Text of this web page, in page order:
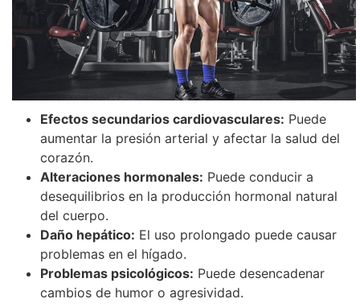
Efectos secundarios cardiovasculares: Puede
aumentar la presión arterial y afectar la salud del
corazón.
Alteraciones hormonales: Puede conducir a
desequilibrios en la producción hormonal natural
del cuerpo.
Daño hepático: El uso prolongado puede causar
problemas en el hígado.
Problemas psicológicos: Puede desencadenar
cambios de humor o agresividad.